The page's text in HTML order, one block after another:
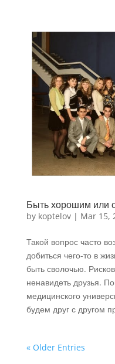
Быть хорошим или
by koptelov| Mar 15,
Такой вопрос часто
добиться чего-то в
быть сволочью.
ненавидеть друзья.
медицинского
будем друг с другом
« Older Entries